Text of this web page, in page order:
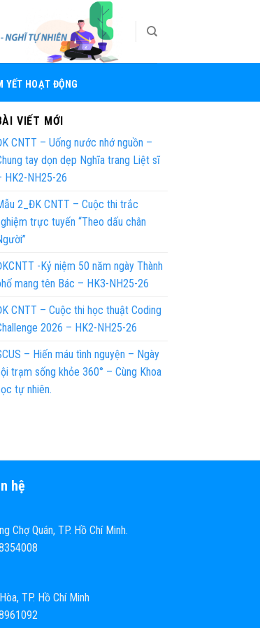
YẾT HOẠT ĐỘNG
VIẾT MỚI
CNTT – Uống nước nhớ nguồn –
tay dọn dẹp Nghĩa trang Liệt sĩ
HK2-NH25-26
2_ĐK CNTT – Cuộc thi trắc
trực tuyến “Theo dấu chân
-Kỷ niệm 50 năm ngày Thành
mang tên Bác – HK3-NH25-26
CNTT – Cuộc thi học thuật Coding
2026 – HK2-NH25-26
– Hiến máu tình nguyện – Ngày
trạm sống khỏe 360° – Cùng Khoa
tự nhiên.
hệ
Chợ Quán, TP. Hồ Chí Minh.
TP. Hồ Chí Minh